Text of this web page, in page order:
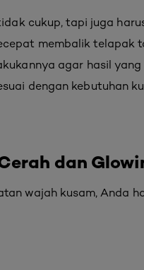
cukup, tapi juga
membalik telapak
agar hasil
dengan kebutuhan
dan
wajah kusam, Anda